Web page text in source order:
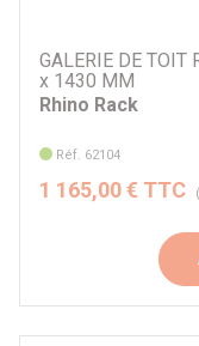
GALERIE DE TOIT
x 1430 MM
Rhino Rack
Réf. 62104
1 165,00 € TTC